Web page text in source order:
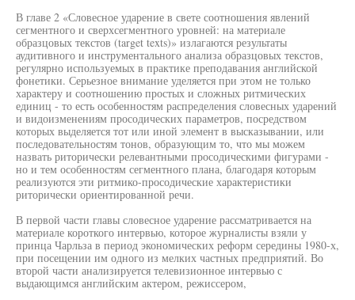
В главе 2 «Словесное ударение в свете соотношения явлений
сегментного и сверхсегментного уровней: на материале
образцовых текстов (target texts)» излагаются результаты
аудитивного и инструментального анализа образцовых текстов,
регулярно используемых в практике преподавания английской
фонетики. Серьезное внимание уделяется при этом не только
характеру и соотношению простых и сложных ритмических
единиц - то есть особенностям распределения словесных ударений
и видоизменениям просодических параметров, посредством
которых выделяется тот или иной элемент в высказывании, или
последовательностям тонов, образующим то, что мы можем
назвать риторически релевантными просодическими фигурами -
но и тем особенностям сегментного плана, благодаря которым
реализуются эти ритмико-просодические характеристики
риторически ориентированной речи.
В первой части главы словесное ударение рассматривается на
материале короткого интервью, которое журналисты взяли у
принца Чарльза в период экономических реформ середины 1980-х,
при посещении им одного из мелких частных предприятий. Во
второй части анализируется телевизионное интервью с
выдающимся английским актером, режиссером,